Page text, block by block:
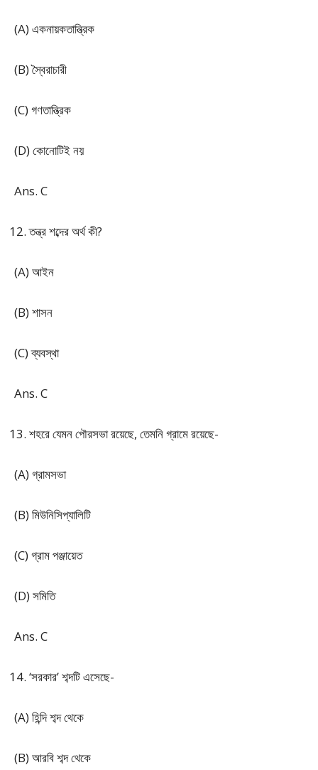
(A) একনায়কতান্ত্রিক
(B) স্বৈরাচারী
(C) গণতান্ত্রিক
(D) কোনোটিই নয়
Ans. C
তন্ত্র শব্দের অর্থ কী?
(A) আইন
(B) শাসন
(C) ব্যবস্থা
Ans. C
শহরে যেমন পৌরসভা রয়েছে, তেমনি গ্রামে রয়েছে-
(A) গ্রামসভা
(B) মিউনিসিপ্যালিটি
(C) গ্রাম পঞ্জায়েত
(D) সমিতি
Ans. C
‘সরকার’ শব্দটি এসেছে-
(A) হিন্দি শব্দ থেকে
(B) আরবি শব্দ থেকে